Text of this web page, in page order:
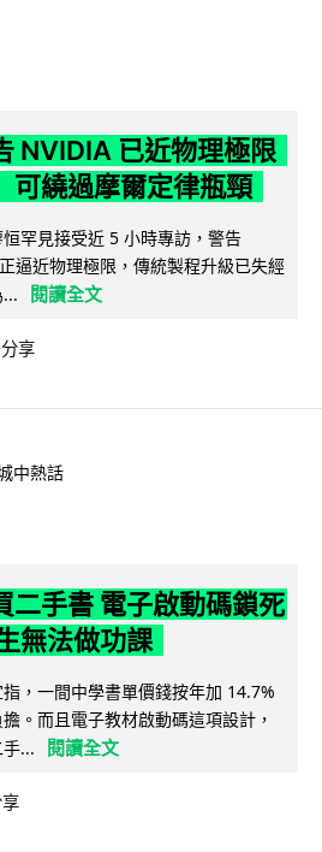
NVIDIA 已近物理極限
可繞過摩爾定律瓶頸
罕見接受近 5 小時專訪，警告
逼近物理極限，傳統製程升級已失經
閱讀全文
分享
中熱話
二手書 電子啟動碼鎖死
無法做功課
，一間中學書單價錢按年加 14.7%
。而且電子教材啟動碼這項設計，
...
閱讀全文